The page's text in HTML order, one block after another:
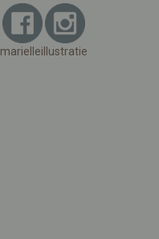
marielleillustratie